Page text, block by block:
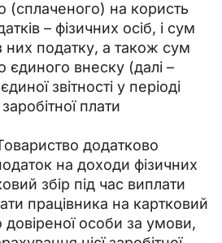
(сплаченого) на користь
– фізичних осіб, і сум
них податку, а також сум
єдиного внеску (далі –
звітності у періоді
плати
додатково
на доходи фізичних
збір під час виплати
працівника на картковий
довіреної особи за умови,